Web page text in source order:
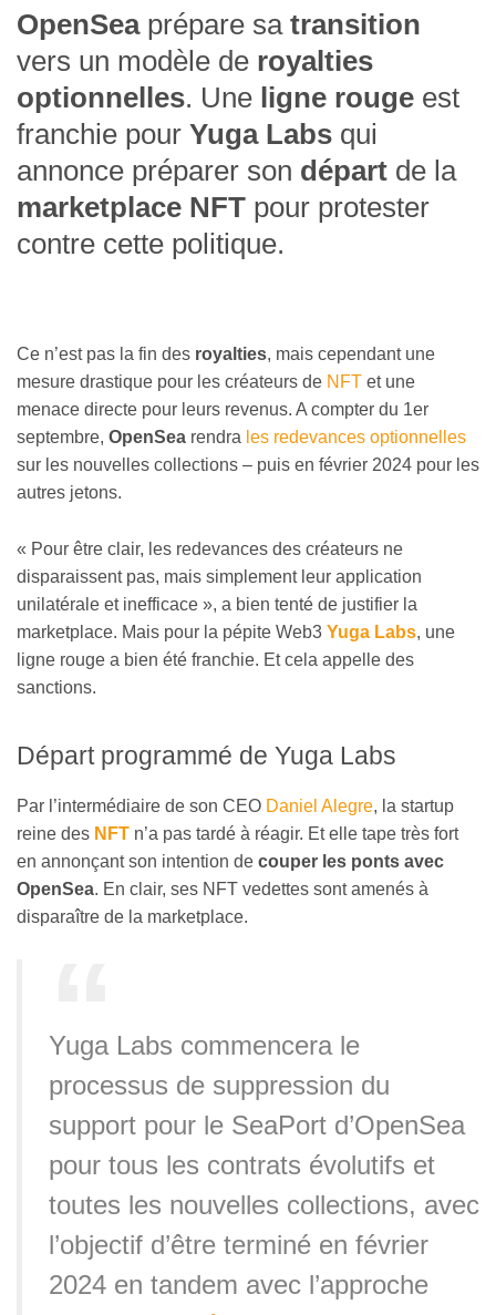
OpenSeaprépare sa transition
vers un modèle de royalties
optionnelles. Une ligne rouge est
franchie pour Yuga Labs qui
annonce préparer son départ de la
marketplace NFT pour protester
contre cette politique.
Ce n’est pas la fin des royalties, mais cependant une
mesure drastique pour les créateurs de NFT et une
menace directe pour leurs revenus. A compter du 1er
septembre, OpenSea rendra les redevances optionnelles
sur les nouvelles collections – puis en février 2024 pour les
autres jetons.
« Pour être clair, les redevances des créateurs ne
disparaissent pas, mais simplement leur application
unilatérale et inefficace », a bien tenté de justifier la
marketplace. Mais pour la pépite Web3 Yuga Labs, une
ligne rouge a bien été franchie. Et cela appelle des
sanctions.
Départ programmé de Yuga Labs
Par l’intermédiaire de son CEO Daniel Alegre, la startup
reine des NFT n’a pas tardé à réagir. Et elle tape très fort
en annonçant son intention de couper les ponts avec
OpenSea. En clair, ses NFT vedettes sont amenés à
disparaître de la marketplace.
Yuga Labs commencera le
processus de suppression du
support pour le SeaPort d’OpenSea
pour tous les contrats évolutifs et
toutes les nouvelles collections, avec
l’objectif d’être terminé en février
2024 en tandem avec l’approche